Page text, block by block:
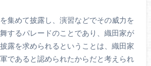
集めて披露し、演習などでその威力を
するパレードのことであり、織田家が
露を求められるということは、織田家
であると認められたからだと考えられ